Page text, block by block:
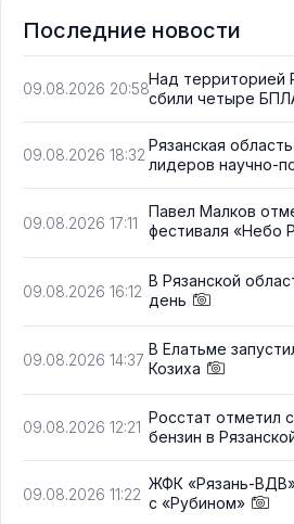
Последние новости
09.08.2026 20:58
Над территорией
сбили четыре
09.08.2026 18:32
Рязанская
лидеров научно-
09.08.2026 17:11
Павел Малков
фестиваля «Небо
09.08.2026 16:12
В Рязанской
день
09.08.2026 14:37
В Елатьме
Козиха
09.08.2026 12:21
Росстат отметил
бензин в
09.08.2026 11:22
ЖФК «Рязань-
с «Рубином»